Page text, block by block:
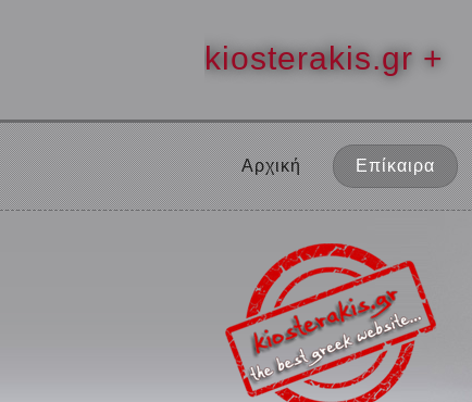
kiosterakis.gr +
Αρχική Επίκαιρα